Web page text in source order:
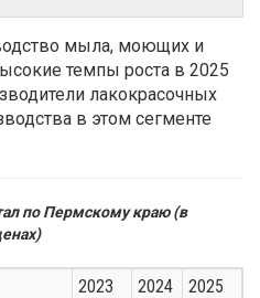
мыла, моющих и
темпы роста в 2025
лакокрасочных
в этом сегменте
по Пермскому краю (в
2023 2024
2025